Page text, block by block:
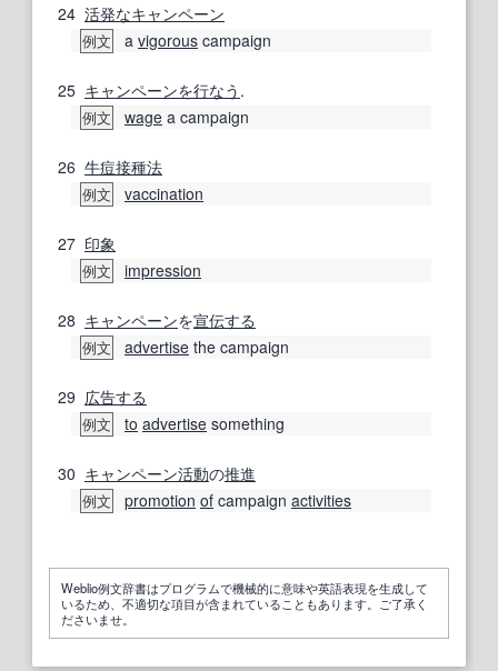
24 活発なキャンペーン
例文 a vigorous campaign
25 キャンペーンを行なう .
例文 wage a campaign
26 牛痘接種法
例文 vaccination
27 印象
例文 impression
28 キャンペーンを宣伝する
例文 advertise the campaign
29 広告する
例文 to advertise something
30 キャンペーン活動の推進
例文 promotion of campaign activities
Weblio例文辞書はプログラムで機械的に意味や英語表現を生成して
いるため、不適切な項目が含まれていることもあります。ご了承く
ださいませ。